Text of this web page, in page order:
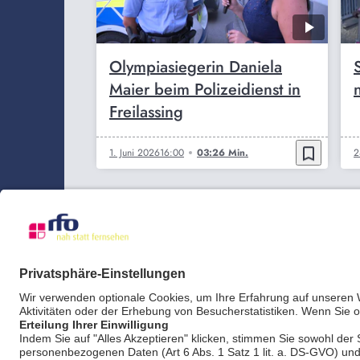
Olympiasiegerin Daniela
Maier beim Polizeidienst in
Freilassing
1. Juni 202616:00 03:26 Min. bookmark_border